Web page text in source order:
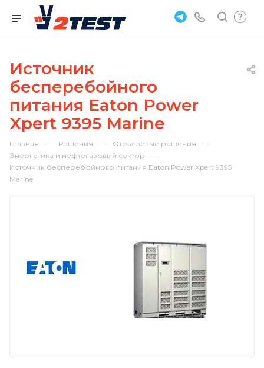
Источник
бесперебойного
питания Eaton Power
Xpert 9395 Marine
Главная — Решения — Отраслевые решения —
Энергетика и нефтегазовый сектор —
Источник бесперебойного питания Eaton Power Xpert 9395
Marine